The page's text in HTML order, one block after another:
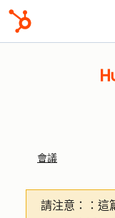
會議
請注意：
：